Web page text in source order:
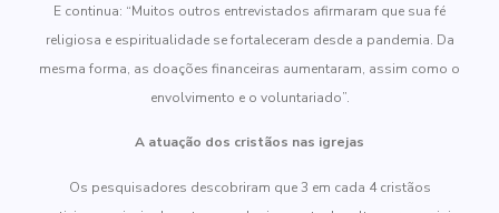
E continua: “Muitos outros entrevistados afirmaram que sua fé
religiosa e espiritualidade se fortaleceram desde a pandemia. Da
mesma forma, as doações financeiras aumentaram, assim como o
envolvimento e o voluntariado”.
A atuação dos cristãos nas igrejas
Os pesquisadores descobriram que 3 em cada 4 cristãos